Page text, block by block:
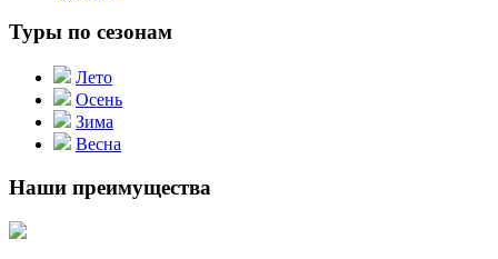
Туры по сезонам
Лето
Осень
Зима
Весна
Наши преимущества